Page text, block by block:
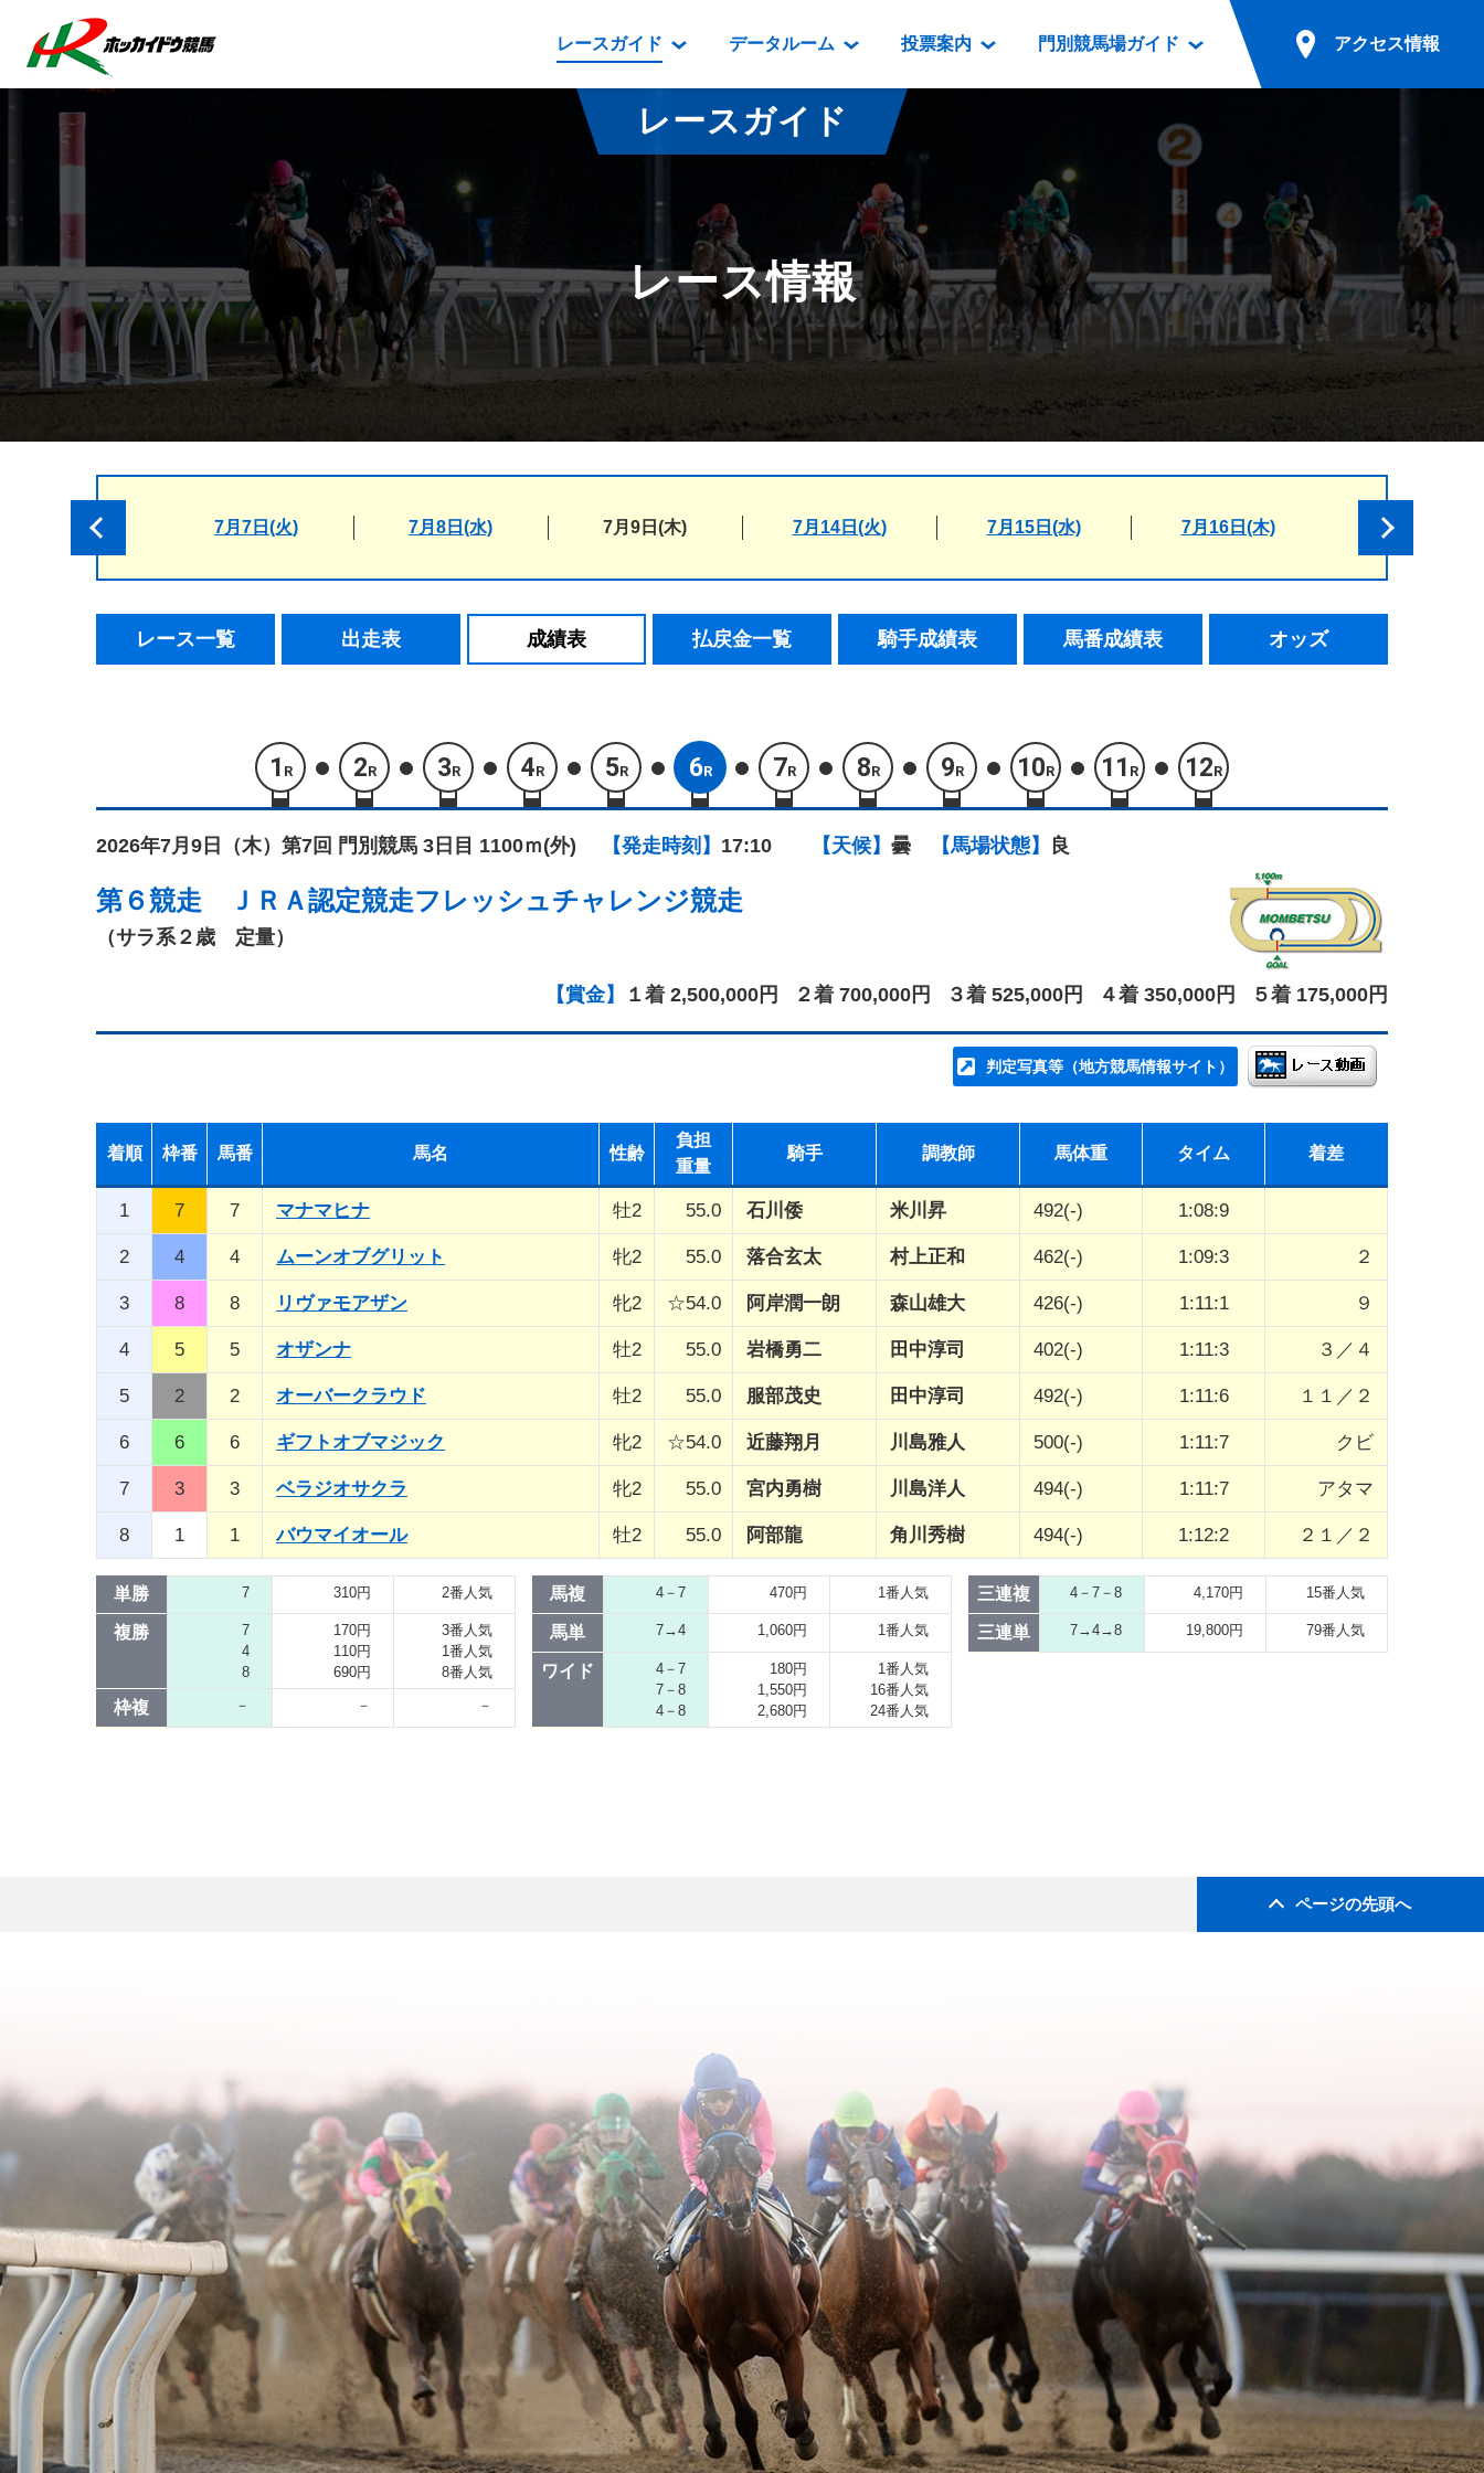
レースガイド
レース情報
払戻金一覧
騎手成績表
馬番成績表
オッズ
番組・級別表ダウンロード
開催カレンダー
重賞競走体系図
スタリオンシリーズ競走
道内の発売情報(PDF)
データルーム
データルーム
騎手・調教師紹介
坂路調教映像
遠征馬情報
番組編成要領
映像コンテンツ
重賞競走VTR
重賞競走参考VTR
レースダイジェスト
新馬ダイジェスト
投票案内
電話・インターネット投票
場外発売所
実況・テレホンサービス
発売・払戻
門別競馬場ガイド
門別競馬場情報
門別競馬場グルメ
とねっこジンギスカン
いずみ食堂
ルンビニフードカフェ
勝馬屋
アクセス情報
無料送迎バスでのご来場
公共の交通機関でのご来場
レースガイド
レース情報
7月7日(火) 7月8日(水) 7月9日(木) 7月14日(火) 7月15日(水) 7月16日(木)
レース一覧 出走表 成績表 払戻金一覧 騎手成績表 馬番成績表 オッズ
1 R 2R 3R 4R 5R 6R 7R 8R 9R 10R 11 R 12R
2026年7月9日（木） 第7回 門別競馬 3日目 1100ｍ(外) 【発走時刻】 17:10 【天候】 曇 【馬場状態】 良
第６競走 ＪＲＡ認定競走フレッシュチャレンジ競走
（サラ系２歳 定量）
【賞金】 １着 2,500,000円 ２着 700,000円 ３着 525,000円 ４着 350,000円 ５着 175,000円
判定写真等（地方競馬情報サイト）
着順 枠番 馬番 馬名 性齢
負担
重量
騎手 調教師 馬体重 タイム 着差
1 7 7 マナマヒナ 牡2 55.0 石川倭 米川昇 492(-) 1:08:9
2 4 4 ムーンオブグリット 牝2 55.0 落合玄太 村上正和 462(-) 1:09:3 ２
3 8 8 リヴァモアザン 牝2 ☆54.0 阿岸潤一朗 森山雄大 426(-) 1:11:1 ９
4 5 5 オザンナ 牡2 55.0 岩橋勇二 田中淳司 402(-) 1:11:3 ３／４
5 2 2 オーバークラウド 牡2 55.0 服部茂史 田中淳司 492(-) 1:11:6 １１／２
6 6 6 ギフトオブマジック 牝2 ☆54.0 近藤翔月 川島雅人 500(-) 1:11:7 クビ
7 3 3 ベラジオサクラ 牝2 55.0 宮内勇樹 川島洋人 494(-) 1:11:7 アタマ
8 1 1 バウマイオール 牡2 55.0 阿部龍 角川秀樹 494(-) 1:12:2 ２１／２
単勝 7 310円 2番人気
複勝
7
4
8
170円
110円
690円
3番人気
1番人気
8番人気
枠複 － － －
馬複 4－7 470円 1番人気
馬単 7→4 1,060円 1番人気
ワイド
4－7
7－8
4－8
180円
1,550円
2,680円
1番人気
16番人気
24番人気
三連複 4－7－8 4,170円 15番人気
三連単 7→4→8 19,800円 79番人気
ページの先頭へ